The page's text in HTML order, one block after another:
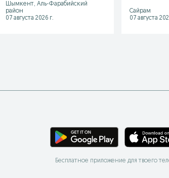
Шымкент, Аль-Фарабийский
район
07 августа 2026 г.
Сайрам
07 августа
Бесплатное приложение для твоего